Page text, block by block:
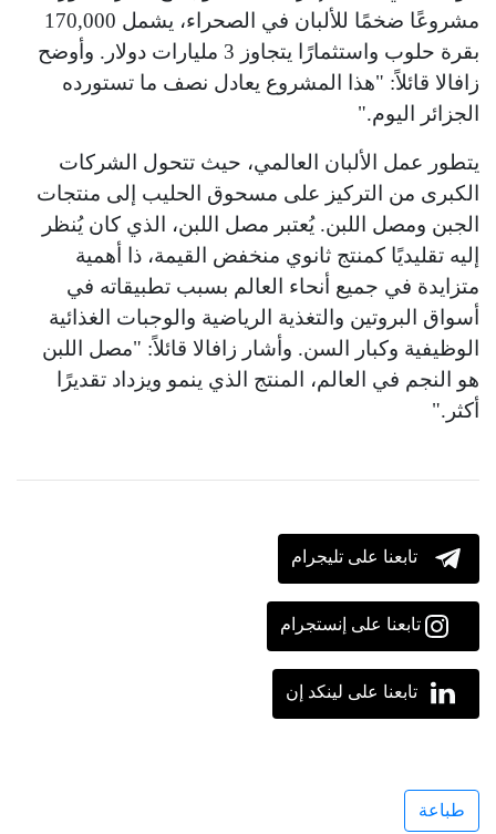
مشروعًا ضخمًا للألبان في الصحراء، يشمل 170,000
بقرة حلوب واستثمارًا يتجاوز 3 مليارات دولار. وأوضح
زافالا قائلاً: "هذا المشروع يعادل نصف ما تستورده
الجزائر اليوم."
يتطور عمل الألبان العالمي، حيث تتحول الشركات
الكبرى من التركيز على مسحوق الحليب إلى منتجات
الجبن ومصل اللبن. يُعتبر مصل اللبن، الذي كان يُنظر
إليه تقليديًا كمنتج ثانوي منخفض القيمة، ذا أهمية
متزايدة في جميع أنحاء العالم بسبب تطبيقاته في
أسواق البروتين والتغذية الرياضية والوجبات الغذائية
الوظيفية وكبار السن. وأشار زافالا قائلاً: "مصل اللبن
هو النجم في العالم، المنتج الذي ينمو ويزداد تقديرًا
أكثر."
تابعنا على تليجرام
تابعنا على إنستجرام
تابعنا على لينكد إن
طباعة